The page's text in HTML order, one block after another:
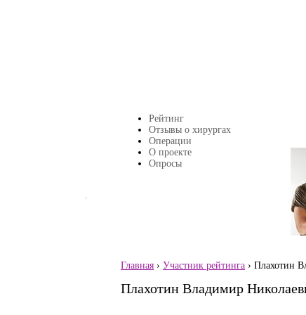
Главное меню
Рейтинг
Отзывы о хирургах
Операции
О проекте
Опросы
Страницы
.
Главная › Участник рейтинга › Плахотин
Плахотин Владимир